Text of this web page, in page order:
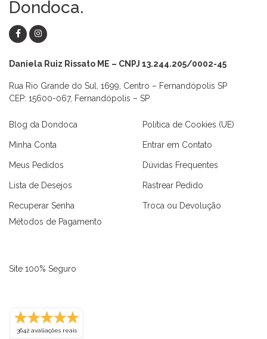
Macaquinhos
Dondoca.
Daniela Ruiz Rissato ME – CNPJ 13.244.205/0002-45
Rua Rio Grande do Sul, 1699, Centro – Fernandópolis SP
CEP: 15600-067, Fernandópolis – SP
Blog da Dondoca
Minha Conta
Meus Pedidos
Lista de Desejos
Recuperar Senha
Política de Cookies (UE)
Entrar em Contato
Dúvidas Frequentes
Rastrear Pedido
Troca ou Devolução
Métodos de Pagamento
Site 100% Seguro
3642 avaliações reais